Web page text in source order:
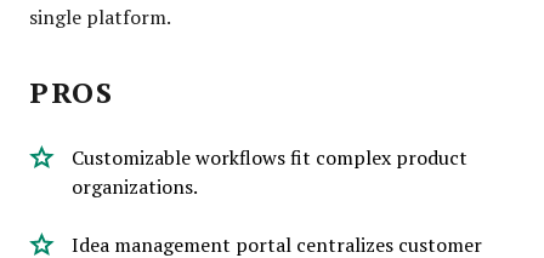
single platform.
PROS
Customizable workflows fit complex product
organizations.
Idea management portal centralizes customer